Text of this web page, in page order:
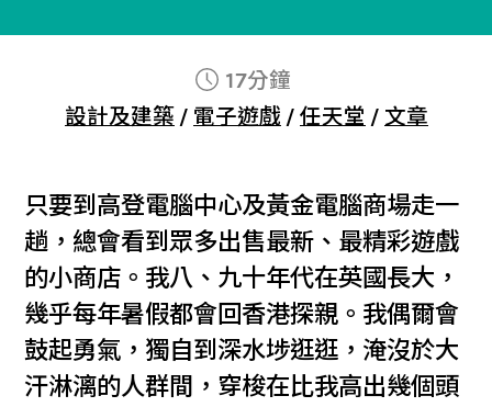
17分鐘
設計及建築 / 電子遊戲 / 任天堂 / 文章
只要到高登電腦中心及黃金電腦商場走一
趟，總會看到眾多出售最新、最精彩遊戲
的小商店。我八、九十年代在英國長大，
幾乎每年暑假都會回香港探親。我偶爾會
鼓起勇氣，獨自到深水埗逛逛，淹沒於大
汗淋漓的人群間，穿梭在比我高出幾個頭